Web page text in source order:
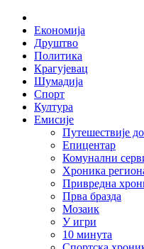
Skip
content
Економија
Друштво
Политика
Крагујевац
Шумадија
Спорт
Култура
Емисије
Путешествије
Епицентар
Комунални
Хроника
Привредна
Прва бразда
Мозаик
У игри
10 минута